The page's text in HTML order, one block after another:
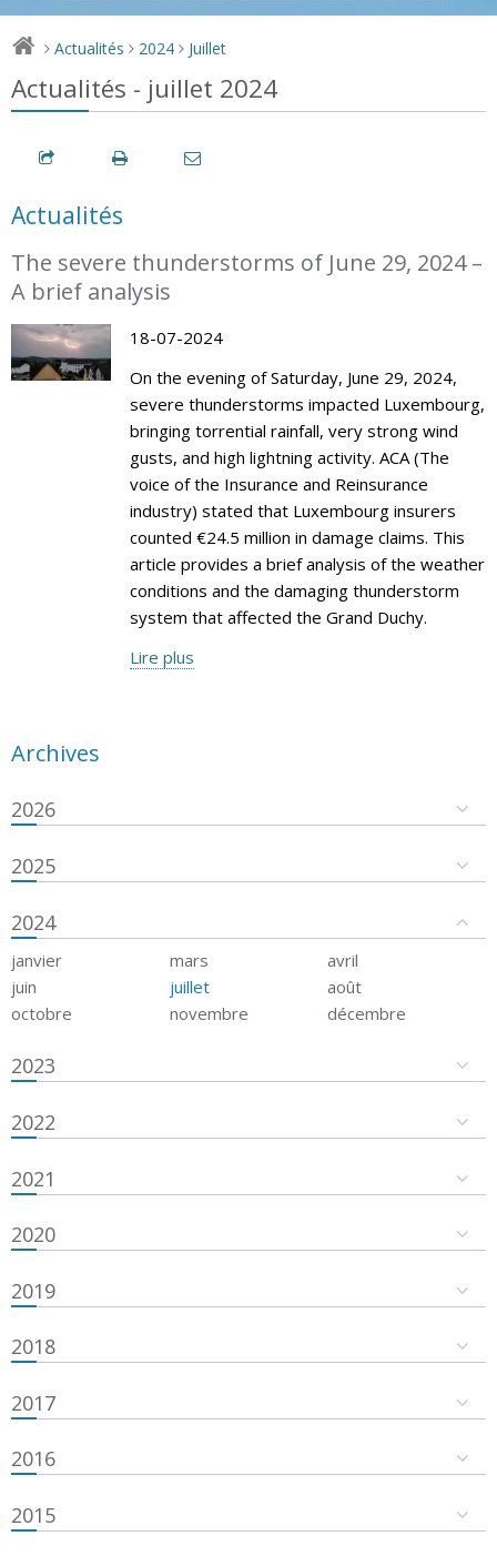
> Actualités > 2024 > Juillet
Actualités - juillet 2024
Actualités
The severe thunderstorms of June 29, 2024 –
A brief analysis
18-07-2024
On the evening of Saturday, June 29, 2024,
severe thunderstorms impacted Luxembourg,
bringing torrential rainfall, very strong wind
gusts, and high lightning activity. ACA (The
voice of the Insurance and Reinsurance
industry) stated that Luxembourg insurers
counted €24.5 million in damage claims. This
article provides a brief analysis of the weather
conditions and the damaging thunderstorm
system that affected the Grand Duchy.
Lire plus
Archives
2026
2025
2024
janvier mars
avril
juin
juillet
août
octobre
novembre décembre
2023
2022
2021
2020
2019
2018
2017
2016
2015